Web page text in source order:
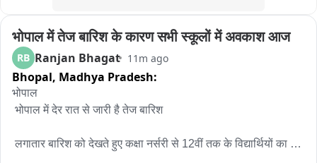
भोपाल में तेज बारिश के कारण सभी स्कूलों में अवकाश आज
RB Ranjan Bhagat 11m ago
Bhopal, Madhya Pradesh:
भोपाल
भोपाल में देर रात से जारी है तेज बारिश
लगातार बारिश को देखते हुए कक्षा नर्सरी से 12वीं तक के विद्यार्थियों का